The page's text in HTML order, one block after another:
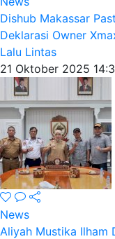
Dishub Makassar
Deklarasi Owner
Lalu Lintas
21 Oktober 2025
News
Aliyah Mustika Ilham